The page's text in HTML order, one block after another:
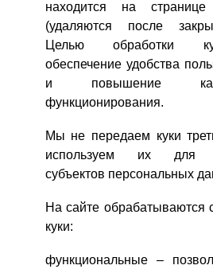
находится на странице
(удаляются после
Целью обработки
обеспечение удобства
и повышение
функционирования.
Мы не передаем куки
используем их для
субъектов персональных
На сайте обрабатываются
куки:
функциональные –